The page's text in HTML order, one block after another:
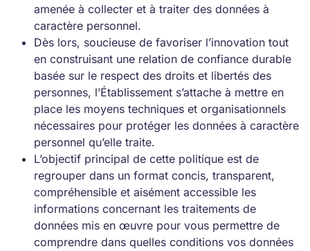
amenée à collecter et à traiter des données à
caractère personnel.
Dès lors, soucieuse de favoriser l’innovation tout
en construisant une relation de confiance durable
basée sur le respect des droits et libertés des
personnes, l’Établissement s’attache à mettre en
place les moyens techniques et organisationnels
nécessaires pour protéger les données à caractère
personnel qu’elle traite.
L’objectif principal de cette politique est de
regrouper dans un format concis, transparent,
compréhensible et aisément accessible les
informations concernant les traitements de
données mis en œuvre pour vous permettre de
comprendre dans quelles conditions vos données